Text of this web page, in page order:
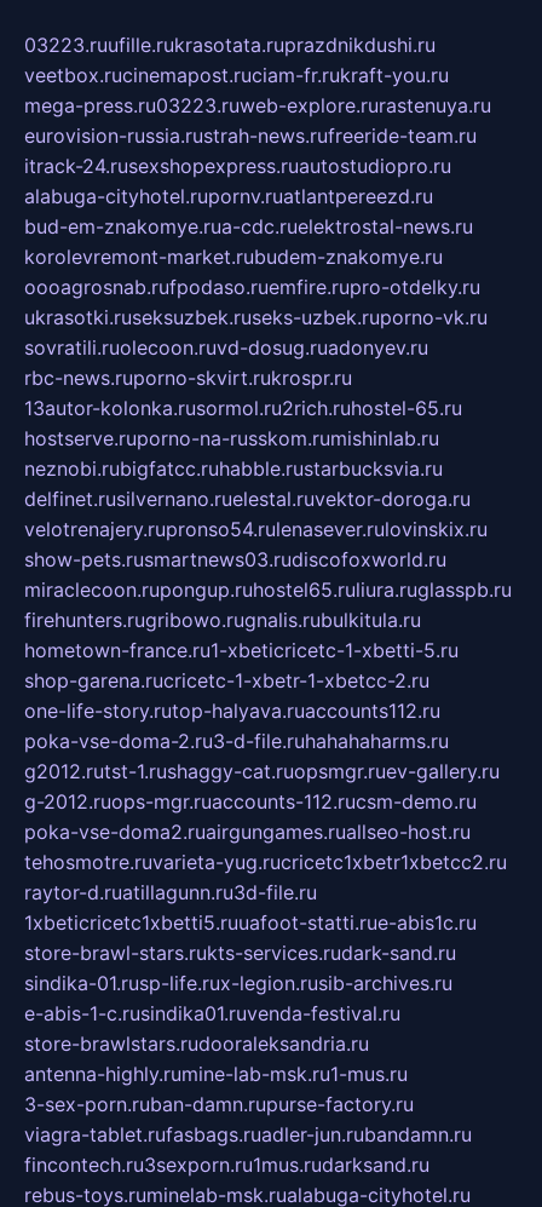
03223.ruufille.rukrasotata.ruprazdnikdushi.ru
veetbox.rucinemapost.ruciam-fr.rukraft-you.ru
mega-press.ru03223.ruweb-explore.rurastenuya.ru
eurovision-russia.rustrah-news.rufreeride-team.ru
itrack-24.rusexshopexpress.ruautostudiopro.ru
alabuga-cityhotel.rupornv.ruatlantpereezd.ru
bud-em-znakomye.rua-cdc.ruelektrostal-news.ru
korolevremont-market.rubudem-znakomye.ru
oooagrosnab.rufpodaso.ruemfire.rupro-otdelky.ru
ukrasotki.ruseksuzbek.ruseks-uzbek.ruporno-vk.ru
sovratili.ruolecoon.ruvd-dosug.ruadonyev.ru
rbc-news.ruporno-skvirt.rukrospr.ru
13autor-kolonka.rusormol.ru2rich.ruhostel-65.ru
hostserve.ruporno-na-russkom.rumishinlab.ru
neznobi.rubigfatcc.ruhabble.rustarbucksvia.ru
delfinet.rusilvernano.ruelestal.ruvektor-doroga.ru
velotrenajery.rupronso54.rulenasever.rulovinskix.ru
show-pets.rusmartnews03.rudiscofoxworld.ru
miraclecoon.rupongup.ruhostel65.ruliura.ruglasspb.ru
firehunters.rugribowo.rugnalis.rubulkitula.ru
hometown-france.ru1-xbeticricetc-1-xbetti-5.ru
shop-garena.rucricetc-1-xbetr-1-xbetcc-2.ru
one-life-story.rutop-halyava.ruaccounts112.ru
poka-vse-doma-2.ru3-d-file.ruhahahaharms.ru
g2012.rutst-1.rushaggy-cat.ruopsmgr.ruev-gallery.ru
g-2012.ruops-mgr.ruaccounts-112.rucsm-demo.ru
poka-vse-doma2.ruairgungames.ruallseo-host.ru
tehosmotre.ruvarieta-yug.rucricetc1xbetr1xbetcc2.ru
raytor-d.ruatillagunn.ru3d-file.ru
1xbeticricetc1xbetti5.ruuafoot-statti.rue-abis1c.ru
store-brawl-stars.rukts-services.rudark-sand.ru
sindika-01.rusp-life.rux-legion.rusib-archives.ru
e-abis-1-c.rusindika01.ruvenda-festival.ru
store-brawlstars.rudooraleksandria.ru
antenna-highly.rumine-lab-msk.ru1-mus.ru
3-sex-porn.ruban-damn.rupurse-factory.ru
viagra-tablet.rufasbags.ruadler-jun.rubandamn.ru
fincontech.ru3sexporn.ru1mus.rudarksand.ru
rebus-toys.ruminelab-msk.rualabuga-cityhotel.ru